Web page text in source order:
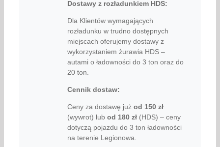
Dostawy z rozładunkiem HDS:
Dla Klientów wymagających
rozładunku w trudno dostępnych
miejscach oferujemy dostawy z
wykorzystaniem żurawia HDS –
autami o ładowności do 3 ton oraz do
20 ton.
Cennik dostaw:
Ceny za dostawę już od 150 zł
(wywrot) lub od 180 zł(HDS) – ceny
dotyczą pojazdu do 3 ton ładowności
na terenie Legionowa.